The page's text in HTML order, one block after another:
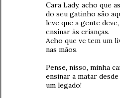
Cara Lady, acho que
do seu gatinho são
leve que a gente
ensinar às crianças.
Acho que vc tem um
nas mãos.
Pense, nisso, minha
ensinar a matar
um legado!